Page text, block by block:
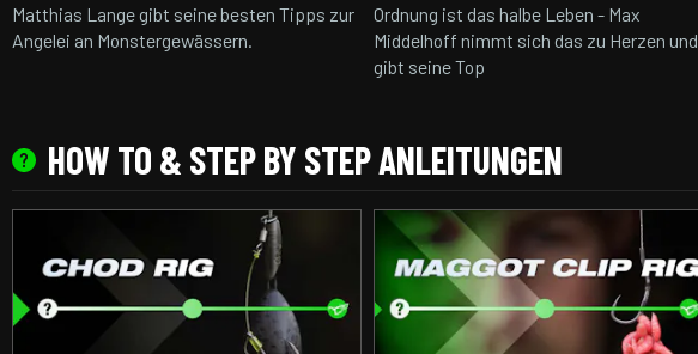
Matthias Lange gibt seine besten Tipps zur
Angelei an Monstergewässern.
Ordnung ist das halbe Leben - Max
Middelhoff nimmt sich das zu Herzen und
gibt seine Top
HOW TO & STEP BY STEP ANLEITUNGEN